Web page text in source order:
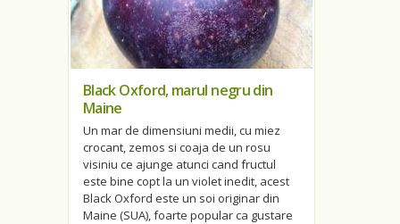
Black Oxford, marul negru din
Maine
Un mar de dimensiuni medii, cu miez
crocant, zemos si coaja de un rosu
visiniu ce ajunge atunci cand fructul
este bine copt la un violet inedit, acest
Black Oxford este un soi originar din
Maine (SUA), foarte popular ca gustare